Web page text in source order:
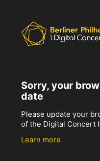
Sorry, your
date
Please update your
of the Digital Concert
Learn more